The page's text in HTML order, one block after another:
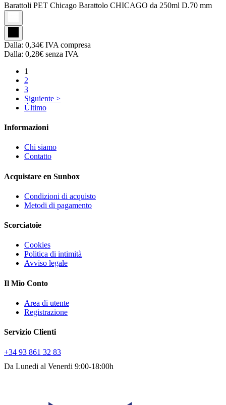
Barattoli PET Chicago Barattolo CHICAGO da 250ml D.70 mm
Dalla: 0,34€ IVA compresa
Dalla: 0,28€ senza IVA
1
2
3
Siguiente >
Último
Informazioni
Chi siamo
Contatto
Acquistare en Sunbox
Condizioni di acquisto
Metodi di pagamento
Scorciatoie
Cookies
Politica di intimità
Avviso legale
Il Mio Conto
Area di utente
Registrazione
Servizio Clienti
+34 93 861 32 83
Da Lunedi al Venerdi 9:00-18:00h